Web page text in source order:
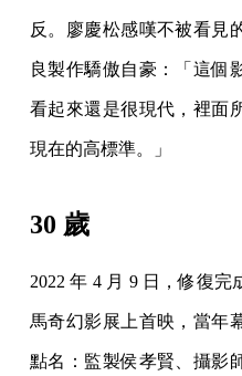
反。廖慶松感嘆不被看見
良製作驕傲自豪：「這個
看起來還是很現代，裡面
現在的高標準。」
30 歲
2022 年 4 月 9 日，修復
馬奇幻影展上首映，當年
點名：監製侯孝賢、攝影